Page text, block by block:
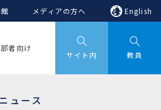
メディアの方へ English
者向け
サイト内 教員
ニュース